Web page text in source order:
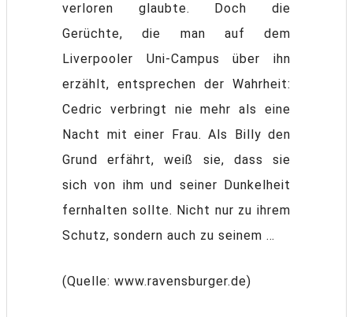
verloren glaubte. Doch die
Gerüchte, die man auf dem
Liverpooler Uni-Campus über ihn
erzählt, entsprechen der Wahrheit:
Cedric verbringt nie mehr als eine
Nacht mit einer Frau. Als Billy den
Grund erfährt, weiß sie, dass sie
sich von ihm und seiner Dunkelheit
fernhalten sollte. Nicht nur zu ihrem
Schutz, sondern auch zu seinem …
(Quelle: www.ravensburger.de)